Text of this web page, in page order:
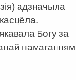
адзначыла
Богу за